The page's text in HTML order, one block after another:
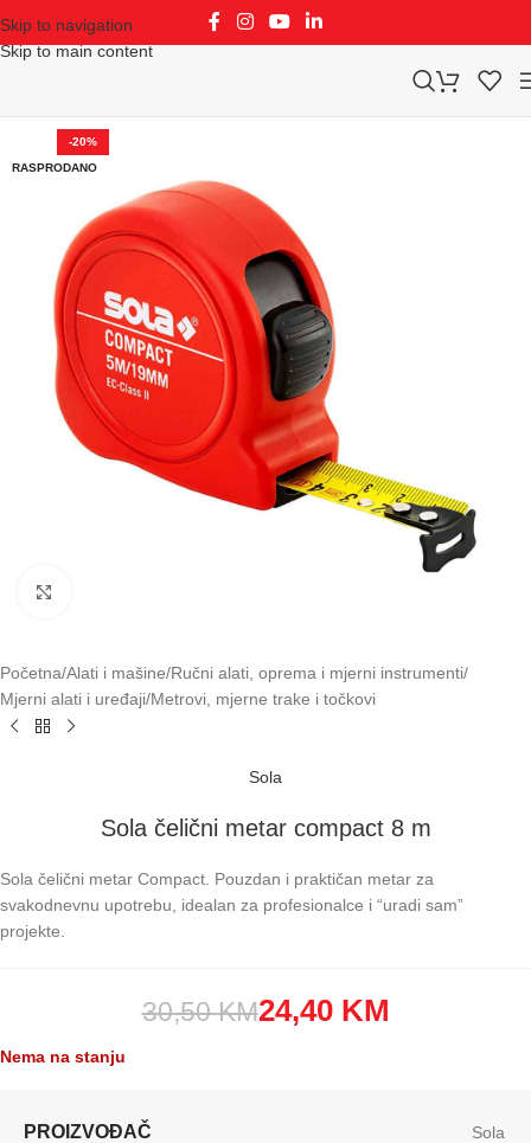
Skip to navigation
Skip to main content
-20%
RASPRODANO
Početna/Alati i mašine/Ručni alati, oprema i mjerni instrumenti/
Mjerni alati i uređaji/Metrovi, mjerne trake i točkovi
Sola
Sola čelični metar compact 8 m
Sola čelični metar Compact. Pouzdan i praktičan metar za
svakodnevnu upotrebu, idealan za profesionalce i “uradi sam”
projekte.
30,50KM24,40 KM
Nema na stanju
PROIZVOĐAČ Sola